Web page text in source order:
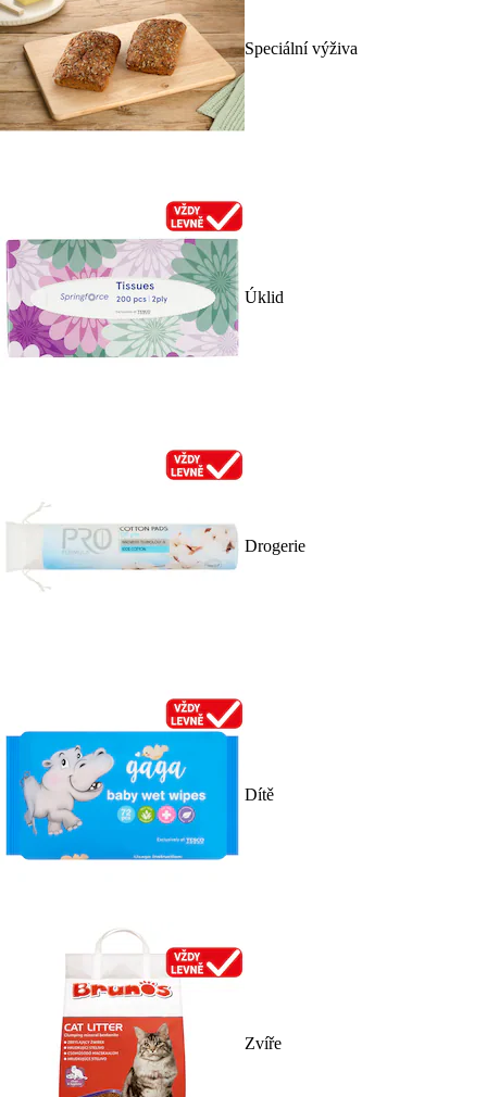
Speciální výživa
Úklid
Drogerie
Dítě
Zvíře